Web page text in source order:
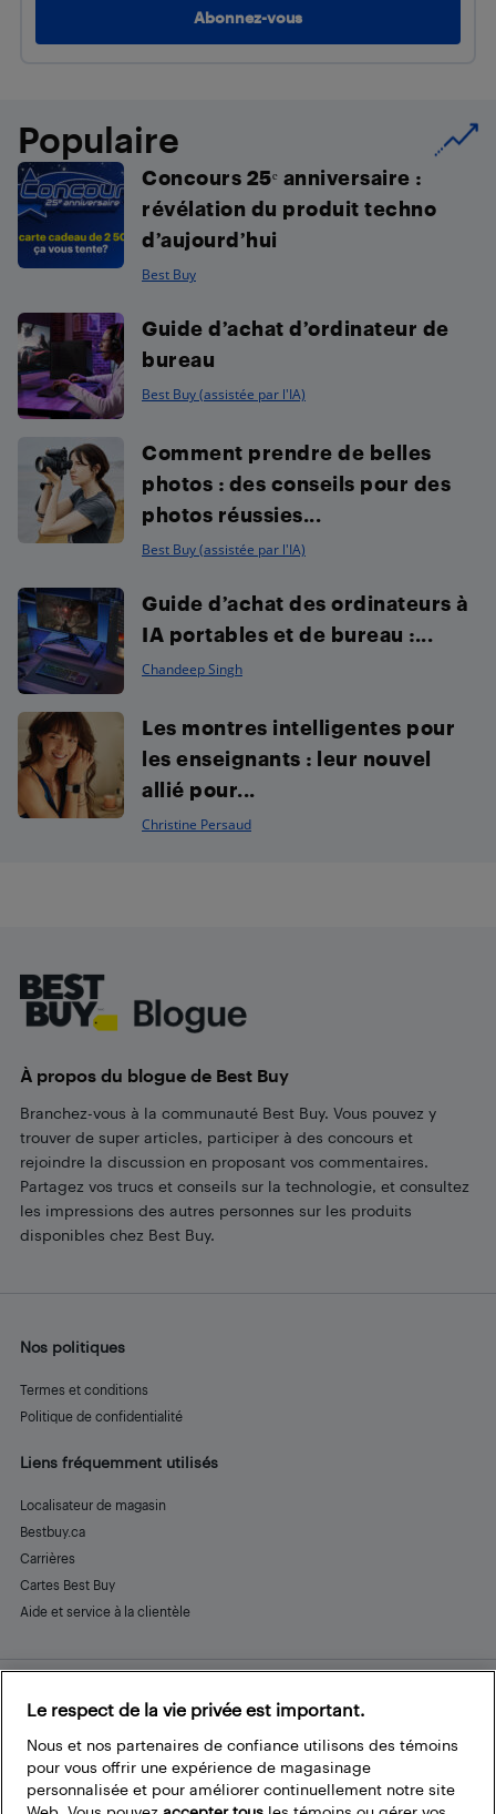
Populaire
Concours 25ᵉ anniversaire :
révélation du produit techno
d’aujourd’hui
Best Buy
Guide d’achat d’ordinateur de
bureau
Best Buy (assistée par l'IA)
Comment prendre de belles
photos : des conseils pour des
photos réussies...
Best Buy (assistée par l'IA)
Guide d’achat des ordinateurs à
IA portables et de bureau :...
Chandeep Singh
Les montres intelligentes pour
les enseignants : leur nouvel
allié pour...
Christine Persaud
À propos du blogue de Best Buy
Branchez-vous à la communauté Best Buy. Vous pouvez y
trouver de super articles, participer à des concours et
rejoindre la discussion en proposant vos commentaires.
Partagez vos trucs et conseils sur la technologie, et consultez
les impressions des autres personnes sur les produits
disponibles chez Best Buy.
Nos politiques
Termes et conditions
Politique de confidentialité
Liens fréquemment utilisés
Localisateur de magasin
Bestbuy.ca
Carrières
Cartes Best Buy
Aide et service à la clientèle
Restez connecté
FacebookInstagram
PinterestLinkedInYouTube
Le respect de la vie privée est important.
Nous et nos partenaires de confiance utilisons des témoins
pour vous offrir une expérience de magasinage
personnalisée et pour améliorer continuellement notre site